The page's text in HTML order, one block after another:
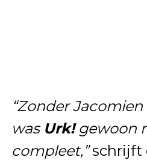
“Zonder Jacomien
was Urk!gewoon
compleet,”schrijft